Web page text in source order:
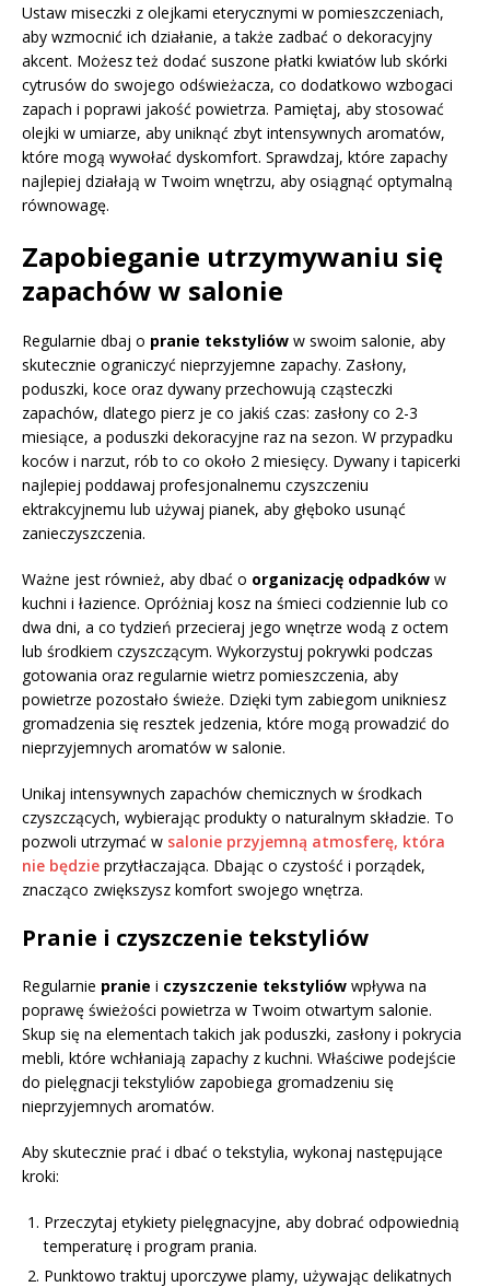
Ustaw miseczki z olejkami eterycznymi w pomieszczeniach,
aby wzmocnić ich działanie, a także zadbać o dekoracyjny
akcent. Możesz też dodać suszone płatki kwiatów lub skórki
cytrusów do swojego odświeżacza, co dodatkowo wzbogaci
zapach i poprawi jakość powietrza. Pamiętaj, aby stosować
olejki w umiarze, aby uniknąć zbyt intensywnych aromatów,
które mogą wywołać dyskomfort. Sprawdzaj, które zapachy
najlepiej działają w Twoim wnętrzu, aby osiągnąć optymalną
równowagę.
Zapobieganie utrzymywaniu się
zapachów w salonie
Regularnie dbaj o pranie tekstyliów w swoim salonie, aby
skutecznie ograniczyć nieprzyjemne zapachy. Zasłony,
poduszki, koce oraz dywany przechowują cząsteczki
zapachów, dlatego pierz je co jakiś czas: zasłony co 2-3
miesiące, a poduszki dekoracyjne raz na sezon. W przypadku
koców i narzut, rób to co około 2 miesięcy. Dywany i tapicerki
najlepiej poddawaj profesjonalnemu czyszczeniu
ektrakcyjnemu lub używaj pianek, aby głęboko usunąć
zanieczyszczenia.
Ważne jest również, aby dbać o organizację odpadków w
kuchni i łazience. Opróżniaj kosz na śmieci codziennie lub co
dwa dni, a co tydzień przecieraj jego wnętrze wodą z octem
lub środkiem czyszczącym. Wykorzystuj pokrywki podczas
gotowania oraz regularnie wietrz pomieszczenia, aby
powietrze pozostało świeże. Dzięki tym zabiegom unikniesz
gromadzenia się resztek jedzenia, które mogą prowadzić do
nieprzyjemnych aromatów w salonie.
Unikaj intensywnych zapachów chemicznych w środkach
czyszczących, wybierając produkty o naturalnym składzie. To
pozwoli utrzymać w salonie przyjemną atmosferę, która
nie będzie przytłaczająca. Dbając o czystość i porządek,
znacząco zwiększysz komfort swojego wnętrza.
Pranie i czyszczenie tekstyliów
Regularnie pranie i czyszczenie tekstyliów wpływa na
poprawę świeżości powietrza w Twoim otwartym salonie.
Skup się na elementach takich jak poduszki, zasłony i pokrycia
mebli, które wchłaniają zapachy z kuchni. Właściwe podejście
do pielęgnacji tekstyliów zapobiega gromadzeniu się
nieprzyjemnych aromatów.
Aby skutecznie prać i dbać o tekstylia, wykonaj następujące
kroki:
Przeczytaj etykiety pielęgnacyjne, aby dobrać odpowiednią
temperaturę i program prania.
Punktowo traktuj uporczywe plamy, używając delikatnych